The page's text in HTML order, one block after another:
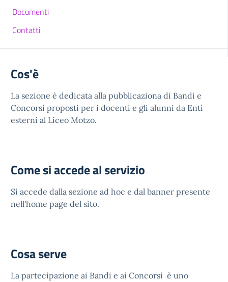
Documenti
Contatti
Cos'è
La sezione è dedicata alla pubblicaziona di Bandi e
Concorsi proposti per i docenti e gli alunni da Enti
esterni al Liceo Motzo.
Come si accede al servizio
Si accede dalla sezione ad hoc e dal banner presente
nell'home page del sito.
Cosa serve
La partecipazione ai Bandi e ai Concorsi è uno